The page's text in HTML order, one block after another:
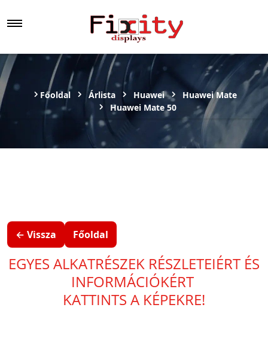
Főoldal Árlista Huawei
Huawei Mate
Huawei Mate 50
← Vissza Főoldal
EGYES ALKATRÉSZEK RÉSZLETEIÉRT ÉS
INFORMÁCIÓKÉRT
KATTINTS A KÉPEKRE!